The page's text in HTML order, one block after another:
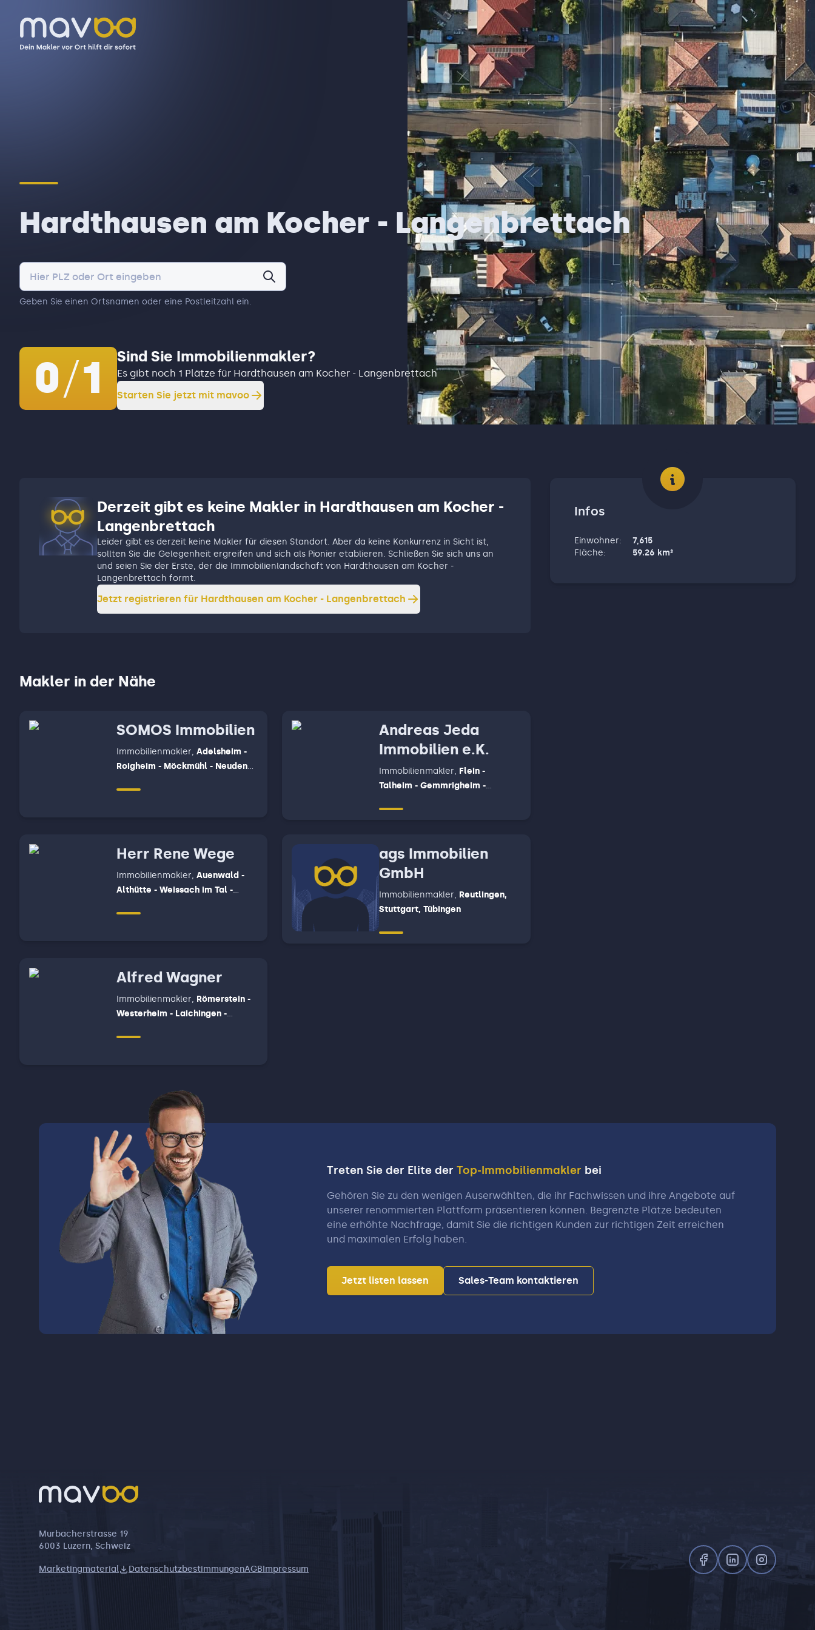
Hardthausen am Kocher - Langenbrettach
Geben Sie einen Ortsnamen oder eine Postleitzahl ein.
0/1 Sind Sie Immobilienmakler?
Es gibt noch 1 Plätze für Hardthausen am Kocher - Langenbrettach
Starten Sie jetzt mit mavoo
Derzeit gibt es keine Makler in Hardthausen am Kocher -
Langenbrettach
Leider gibt es derzeit keine Makler für diesen Standort. Aber da keine Konkurrenz in Sicht ist,
sollten Sie die Gelegenheit ergreifen und sich als Pionier etablieren. Schließen Sie sich uns an
und seien Sie der Erste, der die Immobilienlandschaft von Hardthausen am Kocher -
Langenbrettach formt.
Jetzt registrieren für Hardthausen am Kocher - Langenbrettach
Makler in der Nähe
SOMOS Immobilien
Immobilienmakler, Adelsheim -
Roigheim - Möckmühl - Neudenau
Neckarzimmer - Limbach -
Andreas Jeda
Immobilien e.K.
Immobilienmakler, Flein -
Talheim - Gemmrigheim -
Oberstenfeld - Beilstein -
Abstatt
Herr Rene Wege
Immobilienmakler, Auenwald -
Althütte - Weissach im Tal -
ags Immobilien
GmbH
Immobilienmakler, Reutlingen,
Stuttgart, Tübingen
Alfred Wagner
Immobilienmakler, Römerstein -
Westerheim - Laichingen -
Albershausen - Hattenhofen
Infos
Einwohner:
7,615
Fläche: 59.26 km²
Treten Sie der Elite der Top-Immobilienmakler bei
Gehören Sie zu den wenigen Auserwählten, die ihr Fachwissen und ihre Angebote auf
unserer renommierten Plattform präsentieren können. Begrenzte Plätze bedeuten
eine erhöhte Nachfrage, damit Sie die richtigen Kunden zur richtigen Zeit erreichen
und maximalen Erfolg haben.
Jetzt listen lassen Sales-Team kontaktieren
Murbacherstrasse 19
6003 Luzern, Schweiz
Marketingmaterial DatenschutzbestimmungenAGBImpressum